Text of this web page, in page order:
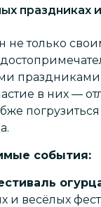
праздниках
не только
в них —
погрузиться
события:
и весёлых